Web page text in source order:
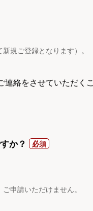
規ご登録となります）。
連絡をさせていただくこ
か？
申請いただけません。